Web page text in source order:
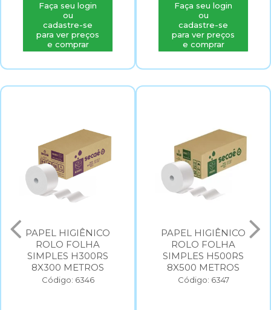
Faça seu login
ou
cadastre-se
para ver preços
e comprar
Faça seu login
ou
cadastre-se
para ver preços
e comprar
PAPEL HIGIÊNICO
ROLO FOLHA
SIMPLES H300RS
8X300 METROS
Código: 6346
PAPEL HIGIÊNICO
ROLO FOLHA
SIMPLES H500RS
8X500 METROS
Código: 6347